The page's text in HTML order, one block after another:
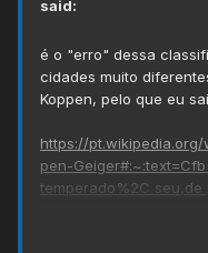
said:
é o "erro" dessa
cidades muito
Koppen, pelo que eu
https://pt.wikipedia.org/
pen-
temperado%2C